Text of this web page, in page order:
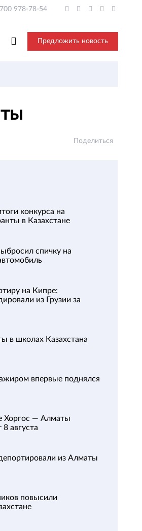
978-78-54
Предложить новость
Поделиться
конкурса на
в Казахстане
спичку на
на Кипре:
из Грузии за
в школах Казахстана
впервые поднялся
Хоргос — Алматы
августа
из Алматы
повысили